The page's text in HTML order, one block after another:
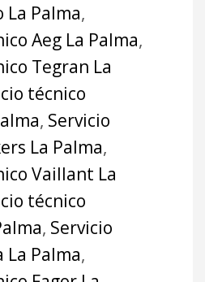
La Palma,
Aeg La Palma,
Tegran La
técnico
, Servicio
La Palma,
Vaillant La
técnico
, Servicio
La Palma,